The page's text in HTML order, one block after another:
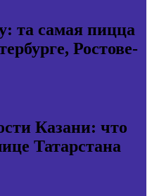
та самая пицца
Ростове-
Казани: что
Татарстана